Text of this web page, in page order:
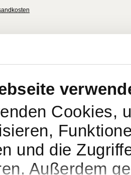
Cookies,
und die
Außerdem